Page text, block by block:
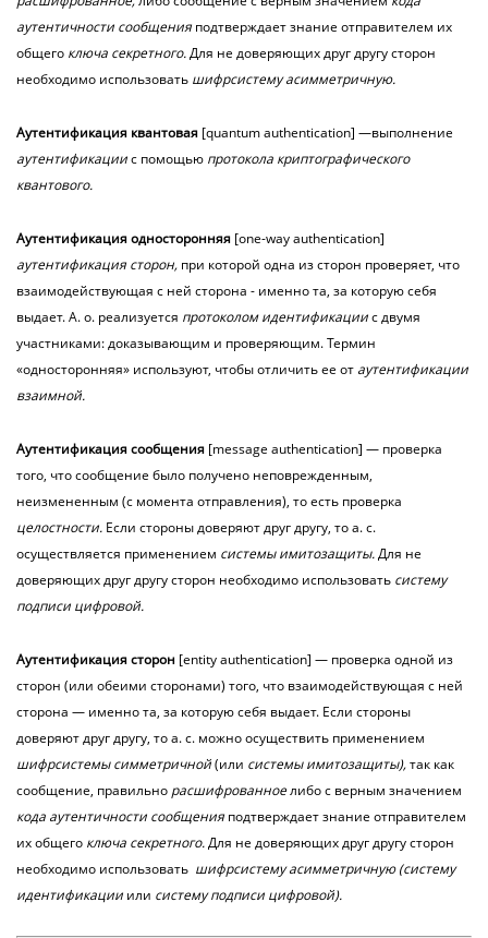
аутентичности сообщения подтверждает знание отправителем их
общего ключа секретного.Для не доверяющих друг другу сторон
необходимо использовать шифрсистему асимметричную.
Аутентификация квантовая [quantum authentication] —выполнение
аутентификациис помощью протокола криптографического
квантового.
Аутентификацияодносторонняя [one-way authentication]
аутентификация сторон, при которой одна из сторон проверяет, что
взаимодействующая с ней сторона - именно та, за которую себя
выдает. А. о. реализуется протоколом идентификациис двумя
участниками: доказывающим и проверяющим. Термин
«односторонняя» используют, чтобы отличить ее от аутентификации
взаимной.
Аутентификация сообщения [message authentication] — проверка
того, что сообщение было получено неповрежденным,
неизмененным (с момента отправления), то есть проверка
целостности. Если стороны доверяют друг другу, то а. с.
осуществляется применением системы имитозащиты.Для не
доверяющих друг другу сторон необходимо использовать систему
подписи цифровой.
Аутентификациясторон [entity authentication] — проверка одной из
сторон (или обеими сторонами) того, что взаимодействующая с ней
сторона — именно та, за которую себя выдает. Если стороны
доверяют друг другу, то а. с. можно осуществить применением
шифрсистемы симметричной(или системы имитозащиты),так как
сообщение, правильно расшифрованноелибо с верным значением
кода аутентичности сообщения подтверждает знание отправителем
их общего ключа секретного.Для не доверяющих друг другу сторон
необходимо использовать шифрсистему асимметричную (систему
идентификации или систему подписи цифровой).